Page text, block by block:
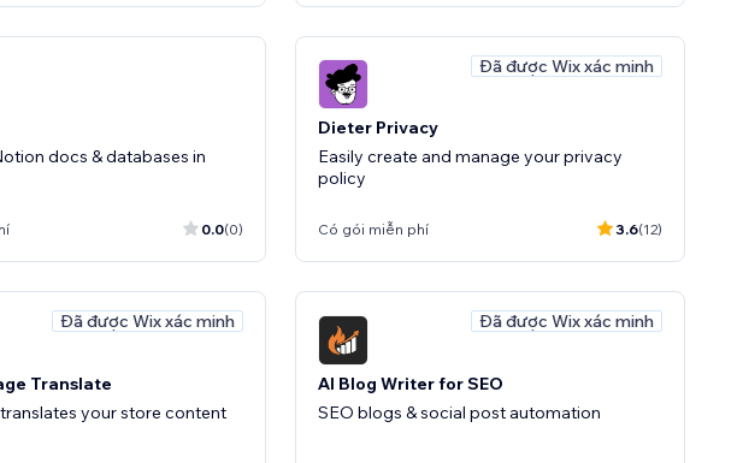
docs & databases in
0.0(0)
Đã được Wix xác minh
Dieter Privacy
Easily create and manage your privacy
policy
Có gói miễn phí 3.6(12)
Đã được Wix xác minh
Translate
your store content
Đã được Wix xác minh
AI Blog Writer for SEO
SEO blogs & social post automation